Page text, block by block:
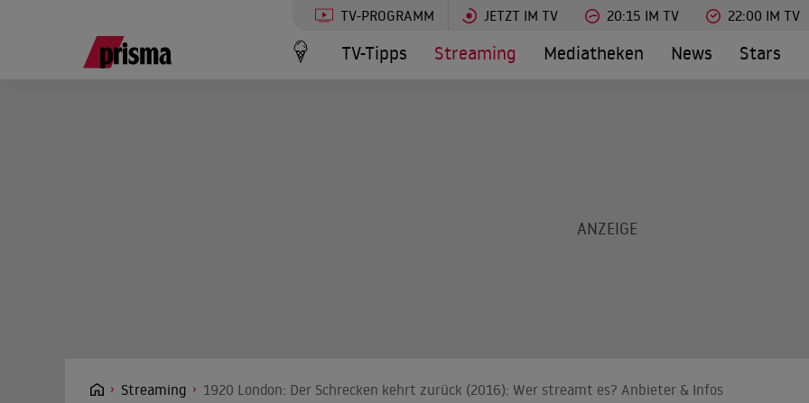
TV-PROGRAMM JETZT IM TV 20:15 IM TV 22:00 IM TV
TV-Tipps Streaming Mediatheken News Stars
Streaming 1920 London: Der Schrecken kehrt zurück (2016): Wer streamt es? Anbieter & Infos